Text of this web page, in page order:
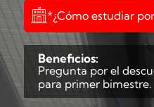
*¿Cómo estudiar
Beneficios:
Pregunta por el
para primer bimestre.